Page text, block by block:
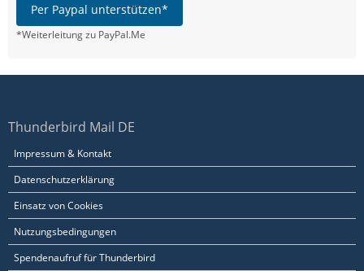
Per Paypal unterstützen*
*Weiterleitung zu PayPal.Me
Thunderbird Mail DE
Impressum & Kontakt
Datenschutzerklärung
Einsatz von Cookies
Nutzungsbedingungen
Spendenaufruf für Thunderbird